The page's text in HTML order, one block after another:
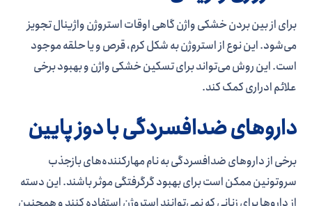
برای از بین بردن خشکی واژن گاهی اوقات استروژن واژینال تجویز
می­‌شود. این نوع از استروژن به شکل کرم، قرص و یا حلقه موجود
است. این روش می‌­تواند برای تسکین خشکی واژن و بهبود برخی
علائم ادراری کمک کند.
داروهای ضدافسردگی با دوز پایین
برخی از داروهای ضدافسردگی به نام مهارکننده­‌های بازجذب
سروتونین ممکن است برای بهبود گرگرفتگی موثر باشند. این دسته